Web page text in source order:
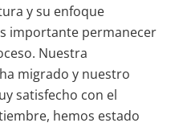
y su enfoque
importante permanecer
Nuestra
migrado y nuestro
satisfecho con el
hemos estado